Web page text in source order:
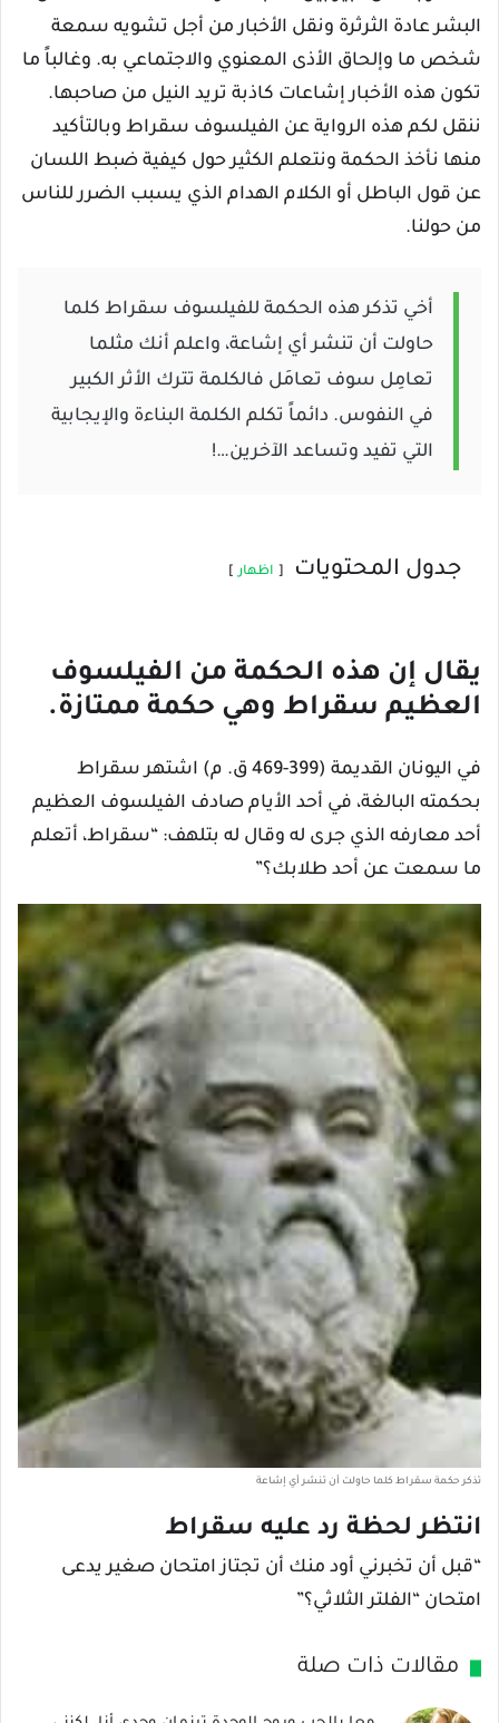
البشر عادة الثرثرة ونقل الأخبار من أجل تشويه سمعة
شخص ما وإلحاق الأذى المعنوي والاجتماعي به. وغالباً ما
تكون هذه الأخبار إشاعات كاذبة تريد النيل من صاحبها.
ننقل لكم هذه الرواية عن الفيلسوف سقراط وبالتأكيد
منها نأخذ الحكمة ونتعلم الكثير حول كيفية ضبط اللسان
عن قول الباطل أو الكلام الهدام الذي يسبب الضرر للناس
من حولنا.
أخي تذكر هذه الحكمة للفيلسوف سقراط كلما
حاولت أن تنشر أي إشاعة، واعلم أنك مثلما
تعامِل سوف تعامَل فالكلمة تترك الأثر الكبير
في النفوس. دائماً تكلم الكلمة البناءة والإيجابية
التي تفيد وتساعد الآخرين…!
جدول المحتويات اظهار
يقال إن هذه الحكمة من الفيلسوف
العظيم سقراط وهي حكمة ممتازة.
في اليونان القديمة (399-469 ق. م) اشتهر سقراط
بحكمته البالغة، في أحد الأيام صادف الفيلسوف العظيم
أحد معارفه الذي جرى له وقال له بتلهف: “سقراط، أتعلم
ما سمعت عن أحد طلابك؟”
تذكر حكمة سقراط كلما حاولت أن تنشر أي إشاعة
انتظر لحظة رد عليه سقراط
“قبل أن تخبرني أود منك أن تجتاز امتحان صغير يدعى
امتحان “الفلتر الثلاثي؟”
مقالات ذات صلة